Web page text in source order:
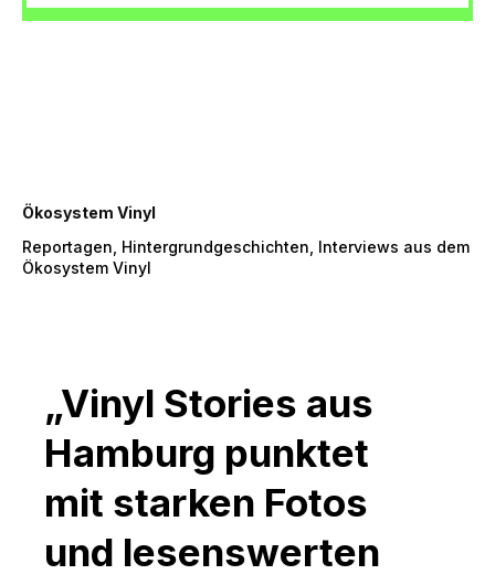
Ökosystem Vinyl
Reportagen, Hintergrundgeschichten, Interviews aus dem
Ökosystem Vinyl
„Vinyl Stories aus
Hamburg punktet
mit starken Fotos
und lesenswerten